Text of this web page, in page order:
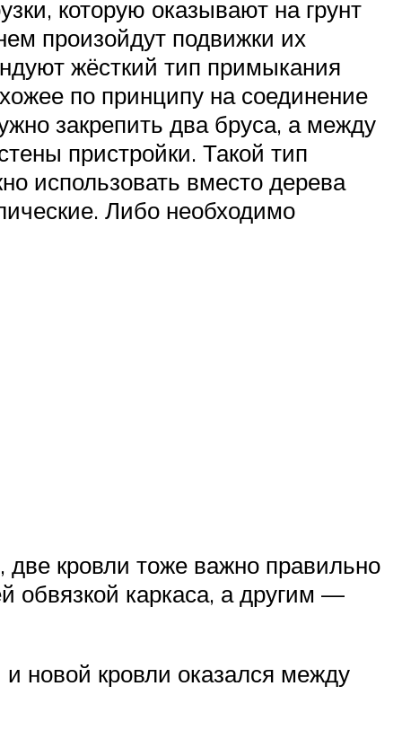
которую оказывают на грунт
произойдут подвижки их
жёсткий тип примыкания
по принципу на соединение
закрепить два бруса, а между
пристройки. Такой тип
использовать вместо дерева
Либо необходимо
кровли тоже важно правильно
обвязкой каркаса, а другим —
новой кровли оказался между